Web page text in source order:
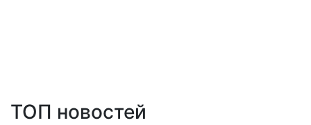
ТОП новостей